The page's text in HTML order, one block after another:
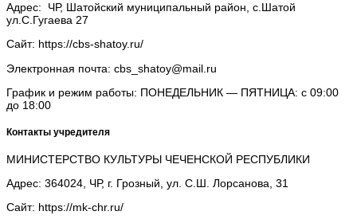
Адрес: ЧР, Шатойский муниципальный район, с.Шатой
ул.С.Гугаева 27
Сайт: https://cbs-shatoy.ru/
Электронная почта: cbs_shatoy@mail.ru
График и режим работы: ПОНЕДЕЛЬНИК — ПЯТНИЦА: с 09:00
до 18:00
Контакты учредителя
МИНИСТЕРСТВО КУЛЬТУРЫ ЧЕЧЕНСКОЙ РЕСПУБЛИКИ
Адрес: 364024, ЧР, г. Грозный, ул. С.Ш. Лорсанова, 31
Сайт: https://mk-chr.ru/